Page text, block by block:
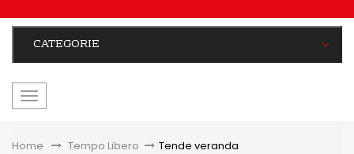
CATEGORIE
navigazione
Home &gt;Tempo Libero > Tende veranda